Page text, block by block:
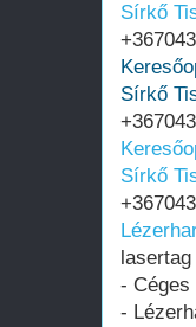
Sírkő
Sírkő
Sírkő
- Céges
-